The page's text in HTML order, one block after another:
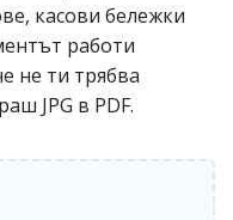
касови бележки
работи
не ти трябва
JPG в PDF.